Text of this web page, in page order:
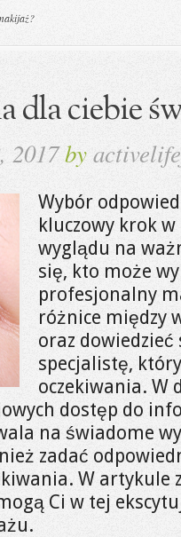
dla ciebie
2017by
Wybór
kluczowy krok
wyglądu na
się, kto może
profesjonalny
różnice między
oraz dowiedzieć
specjalistę,
oczekiwania. W
dostęp do
na świadome
zadać
W artykule
Ci w tej